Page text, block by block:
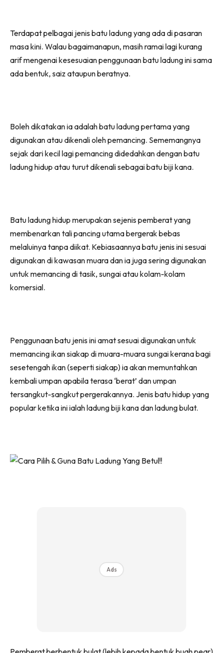
(Twitter)
Terdapat pelbagai jenis batu ladung yang ada di pasaran
masa kini. Walau bagaimanapun, masih ramai lagi kurang
arif mengenai kesesuaian penggunaan batu ladung ini sama
ada bentuk, saiz ataupun beratnya.
Boleh dikatakan ia adalah batu ladung pertama yang
digunakan atau dikenali oleh pemancing. Sememangnya
sejak dari kecil lagi pemancing didedahkan dengan batu
ladung hidup atau turut dikenali sebagai batu biji kana.
Batu ladung hidup merupakan sejenis pemberat yang
membenarkan tali pancing utama bergerak bebas
melaluinya tanpa diikat. Kebiasaannya batu jenis ini sesuai
digunakan di kawasan muara dan ia juga sering digunakan
untuk memancing di tasik, sungai atau kolam-kolam
komersial.
Penggunaan batu jenis ini amat sesuai digunakan untuk
memancing ikan siakap di muara-muara sungai kerana bagi
sesetengah ikan (seperti siakap) ia akan memuntahkan
kembali umpan apabila terasa ‘berat’ dan umpan
tersangkut-sangkut pergerakannya. Jenis batu hidup yang
popular ketika ini ialah ladung biji kana dan ladung bulat.
Ads